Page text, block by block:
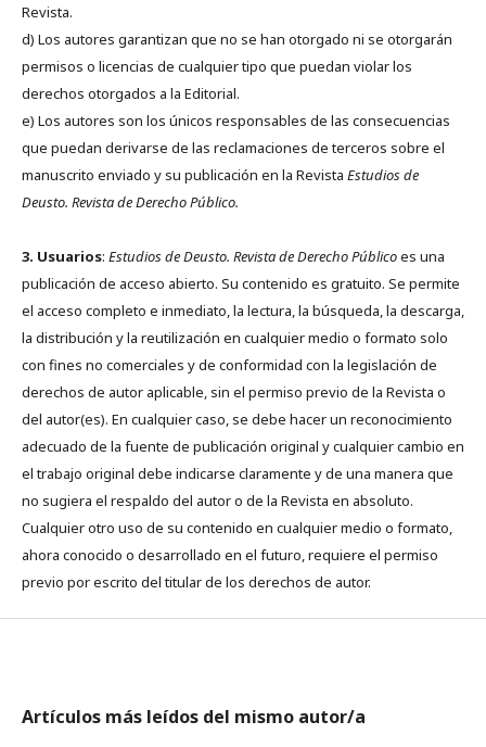
Revista.
d) Los autores garantizan que no se han otorgado ni se otorgarán
permisos o licencias de cualquier tipo que puedan violar los
derechos otorgados a la Editorial.
e) Los autores son los únicos responsables de las consecuencias
que puedan derivarse de las reclamaciones de terceros sobre el
manuscrito enviado y su publicación en la Revista Estudios de
Deusto. Revista de Derecho Público.
3. Usuarios: Estudios de Deusto. Revista de Derecho Públicoes una
publicación de acceso abierto. Su contenido es gratuito. Se permite
el acceso completo e inmediato, la lectura, la búsqueda, la descarga,
la distribución y la reutilización en cualquier medio o formato solo
con fines no comerciales y de conformidad con la legislación de
derechos de autor aplicable, sin el permiso previo de la Revista o
del autor(es). En cualquier caso, se debe hacer un reconocimiento
adecuado de la fuente de publicación original y cualquier cambio en
el trabajo original debe indicarse claramente y de una manera que
no sugiera el respaldo del autor o de la Revista en absoluto.
Cualquier otro uso de su contenido en cualquier medio o formato,
ahora conocido o desarrollado en el futuro, requiere el permiso
previo por escrito del titular de los derechos de autor.
Artículos más leídos del mismo autor/a